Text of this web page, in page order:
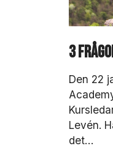
3
Den 22
Levén.
det…